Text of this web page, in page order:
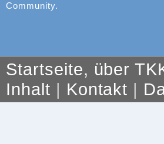
Community.
Startseite, über
Inhalt | Kontakt |